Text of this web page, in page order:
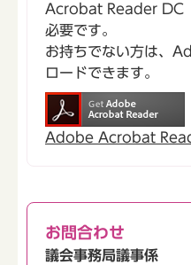
Acrobat Reader DC
必要です。
お持ちでない方は、
ロードできます。
Adobe Acrobat
お問合わせ
議会事務局議事係